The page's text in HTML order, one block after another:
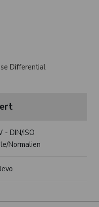
Differential
- DIN/ISO
Normalien